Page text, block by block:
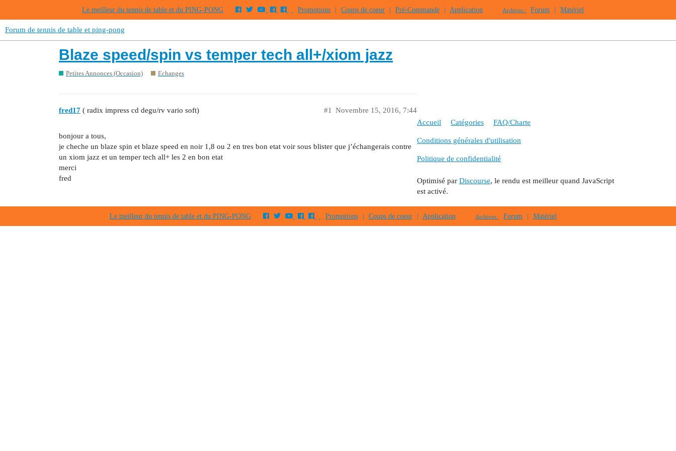
Le meilleur du tennis de table et du PING-PONG Promotions Coups de coeur Pré-Commande Application Archives : Forum Matériel
Forum de tennis de table et ping-pong
Blaze speed/spin vs temper tech all+/xiom jazz
Petites Annonces (Occasion) Echanges
fred17 ( radix impress cd degu/rv vario soft) Novembre 15, 2016, 7:44
#1
bonjour a tous,
je cheche un blaze spin et blaze speed en noir 1,8 ou 2 en tres bon etat voir sous blister que j’échangerais contre
un xiom jazz et un temper tech all+ les 2 en bon etat
merci
fred
Accueil Catégories FAQ/Charte
Conditions générales d'utilisation
Politique de confidentialité
Optimisé par Discourse, le rendu est meilleur quand JavaScript
est activé.
Le meilleur du tennis de table et du PING-PONG Promotions Coups de coeur Application Archives : Forum Matériel